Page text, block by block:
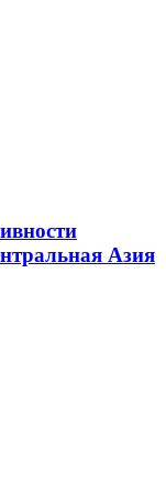
Азия